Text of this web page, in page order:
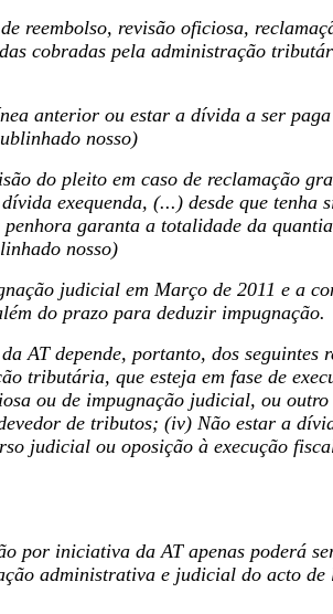
reembolso, revisão oficiosa,
cobradas pela administração
anterior ou estar a dívida a ser paga
nosso)
do pleito em caso de reclamação
exequenda, (...) desde que tenha
garanta a totalidade da
nosso)
judicial em Março de 2011 e a
do prazo para deduzir impugnação.
AT depende, portanto, dos seguintes
tributária, que esteja em fase de
ou de impugnação judicial, ou outro
de tributos; (iv) Não estar a
judicial ou oposição à execução
por iniciativa da AT apenas poderá
administrativa e judicial do acto